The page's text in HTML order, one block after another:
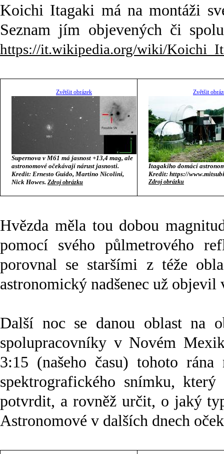
Koichi Itagaki má na montáži
Seznam jím objevených či
https://it.wikipedia.org/wiki/
Zvětšit obrázek
Supernova v M61 má jasnost +13,4 mag, ale
astronomové očekávají nárust jasnosti.
Kredit: Ernesto Guido, Martino Nicolini,
Nick Howes. Zdroj obrázku
Zvětšit
Itagakiho domácí
Kredit: https://
Zdroj obrázku
Hvězda měla tou dobou
pomocí svého půlmetrového
porovnal se staršími z téže
astronomický nadšenec už
Další noc se danou oblast na
spolupracovníky v Novém
3:15 (našeho času) tohoto
spektrografického snímku,
potvrdit, a rovněž určit, o jaký
Astronomové v dalších dnech